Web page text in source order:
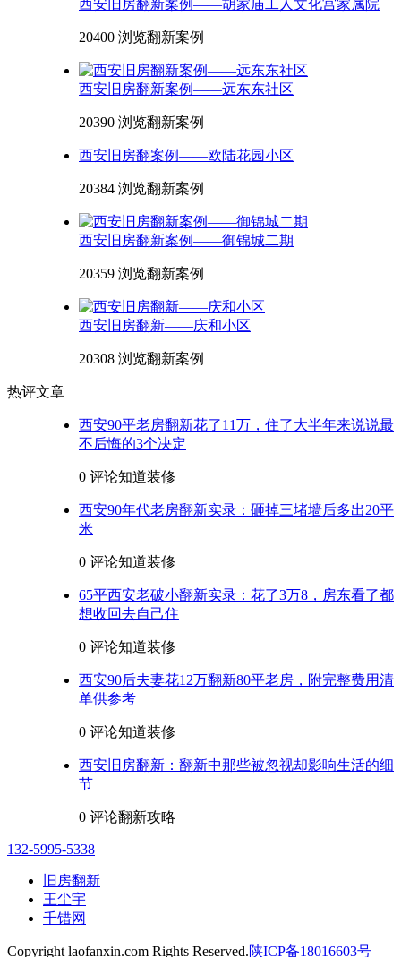
西安旧房翻新案例——胡家庙工人文化宫家属院
20400 浏览翻新案例
西安旧房翻新案例——远东东社区
20390 浏览翻新案例
西安旧房翻案例——欧陆花园小区
20384 浏览翻新案例
西安旧房翻新案例——御锦城二期
20359 浏览翻新案例
西安旧房翻新——庆和小区
20308 浏览翻新案例
热评文章
西安90平老房翻新花了11万，住了大半年来说说最
不后悔的3个决定
0 评论知道装修
西安90年代老房翻新实录：砸掉三堵墙后多出20平
米
0 评论知道装修
65平西安老破小翻新实录：花了3万8，房东看了都
想收回去自己住
0 评论知道装修
西安90后夫妻花12万翻新80平老房，附完整费用清
单供参考
0 评论知道装修
西安旧房翻新：翻新中那些被忽视却影响生活的细
节
0 评论翻新攻略
132-5995-5338
旧房翻新
王尘宇
千错网
Copyright laofanxin.com Rights Reserved.陕ICP备18016603号